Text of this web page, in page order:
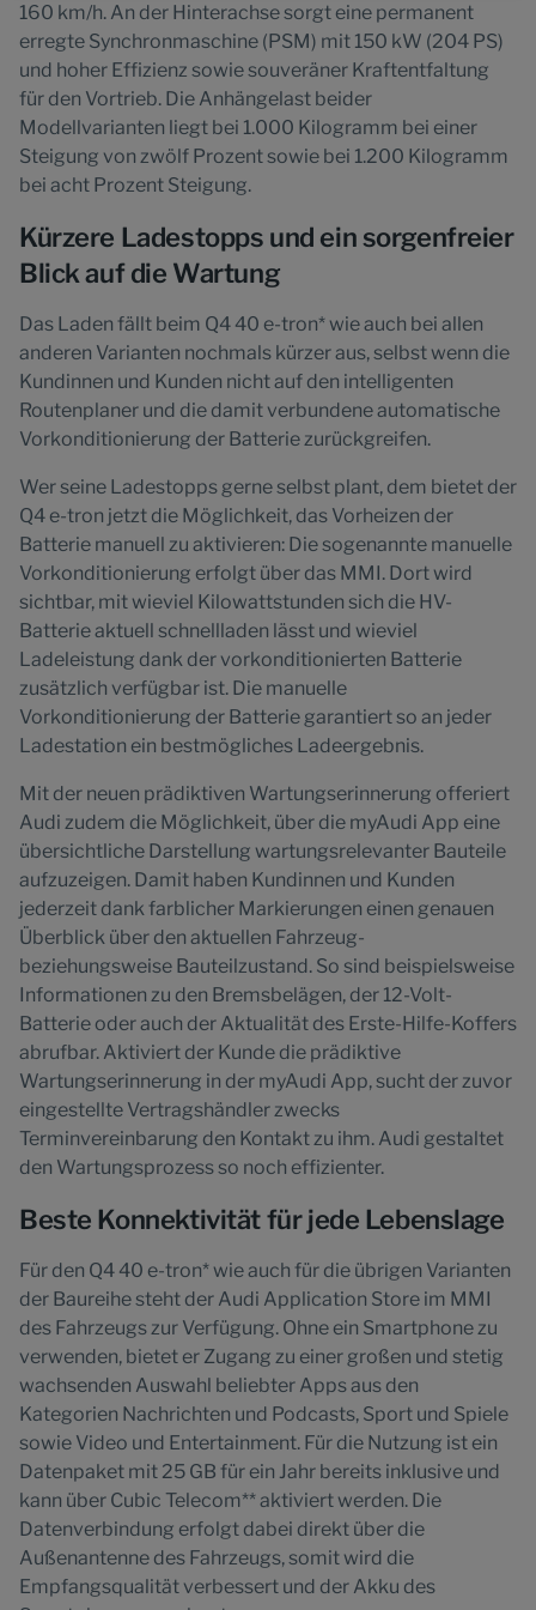
160 km/h. An der Hinterachse sorgt eine permanent
erregte Synchronmaschine (PSM) mit 150 kW (204 PS)
und hoher Effizienz sowie souveräner Kraftentfaltung
für den Vortrieb. Die Anhängelast beider
Modellvarianten liegt bei 1.000 Kilogramm bei einer
Steigung von zwölf Prozent sowie bei 1.200 Kilogramm
bei acht Prozent Steigung.
Kürzere Ladestopps und ein sorgenfreier
Blick auf die Wartung
Das Laden fällt beim Q4 40 e-tron* wie auch bei allen
anderen Varianten nochmals kürzer aus, selbst wenn die
Kundinnen und Kunden nicht auf den intelligenten
Routenplaner und die damit verbundene automatische
Vorkonditionierung der Batterie zurückgreifen.
Wer seine Ladestopps gerne selbst plant, dem bietet der
Q4 e-tron jetzt die Möglichkeit, das Vorheizen der
Batterie manuell zu aktivieren: Die sogenannte manuelle
Vorkonditionierung erfolgt über das MMI. Dort wird
sichtbar, mit wieviel Kilowattstunden sich die HV-
Batterie aktuell schnellladen lässt und wieviel
Ladeleistung dank der vorkonditionierten Batterie
zusätzlich verfügbar ist. Die manuelle
Vorkonditionierung der Batterie garantiert so an jeder
Ladestation ein bestmögliches Ladeergebnis.
Mit der neuen prädiktiven Wartungserinnerung offeriert
Audi zudem die Möglichkeit, über die myAudi App eine
übersichtliche Darstellung wartungsrelevanter Bauteile
aufzuzeigen. Damit haben Kundinnen und Kunden
jederzeit dank farblicher Markierungen einen genauen
Überblick über den aktuellen Fahrzeug-
beziehungsweise Bauteilzustand. So sind beispielsweise
Informationen zu den Bremsbelägen, der 12-Volt-
Batterie oder auch der Aktualität des Erste-Hilfe-Koffers
abrufbar. Aktiviert der Kunde die prädiktive
Wartungserinnerung in der myAudi App, sucht der zuvor
eingestellte Vertragshändler zwecks
Terminvereinbarung den Kontakt zu ihm. Audi gestaltet
den Wartungsprozess so noch effizienter.
Beste Konnektivität für jede Lebenslage
Für den Q4 40 e-tron* wie auch für die übrigen Varianten
der Baureihe steht der Audi Application Store im MMI
des Fahrzeugs zur Verfügung. Ohne ein Smartphone zu
verwenden, bietet er Zugang zu einer großen und stetig
wachsenden Auswahl beliebter Apps aus den
Kategorien Nachrichten und Podcasts, Sport und Spiele
sowie Video und Entertainment. Für die Nutzung ist ein
Datenpaket mit 25 GB für ein Jahr bereits inklusive und
kann über Cubic Telecom** aktiviert werden. Die
Datenverbindung erfolgt dabei direkt über die
Außenantenne des Fahrzeugs, somit wird die
Empfangsqualität verbessert und der Akku des